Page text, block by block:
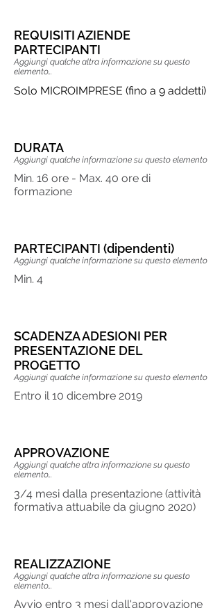
REQUISITI AZIENDE
PARTECIPANTI
Aggiungi qualche altra informazione su questo
elemento...
Solo MICROIMPRESE (fino a 9 addetti)
DURATA
Aggiungi qualche informazione su questo elemento
Min. 16 ore - Max. 40 ore di
formazione
PARTECIPANTI (dipendenti)
Aggiungi qualche informazione su questo elemento
Min. 4
SCADENZA ADESIONI PER
PRESENTAZIONE DEL
PROGETTO
Aggiungi qualche informazione su questo elemento
Entro il 10 dicembre 2019
APPROVAZIONE
Aggiungi qualche altra informazione su questo
elemento...
3/4 mesi dalla presentazione (attività
formativa attuabile da giugno 2020)
REALIZZAZIONE
Aggiungi qualche altra informazione su questo
elemento...
Avvio entro 3 mesi dall'approvazione